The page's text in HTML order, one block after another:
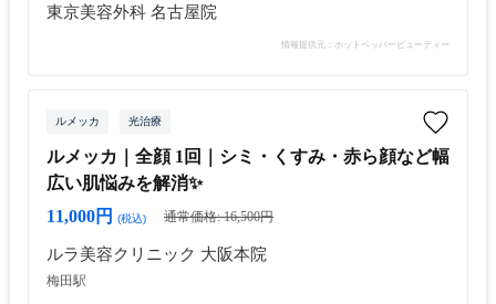
東京美容外科 名古屋院
情報提供元：ホットペッパービューティー
ルメッカ 光治療
ルメッカ｜全顔 1回｜シミ・くすみ・赤ら顔など幅
広い肌悩みを解消✨
11,000円
(税込) 通常価格: 16,500円
ルラ美容クリニック 大阪本院
梅田駅